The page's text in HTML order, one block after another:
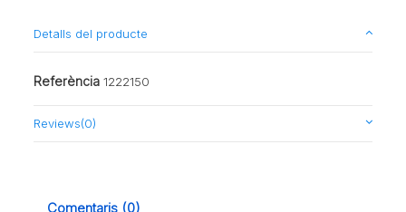
Detalls del producte
Referència 1222150
Reviews(0)
Comentaris (0)